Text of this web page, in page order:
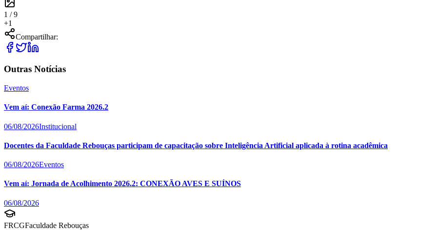
1 /9
+1
Compartilhar:
Outras Notícias
Eventos
Vem aí: Conexão Farma 2026.2
06/08/2026Institucional
Docentes da Faculdade Rebouças participam de capacitação sobre Inteligência Artificial aplicada à rotina acadêmica
06/08/2026Eventos
Vem aí: Jornada de Acolhimento 2026.2: CONEXÃO AVES E SUÍNOS
06/08/2026
FRCGFaculdade Rebouças